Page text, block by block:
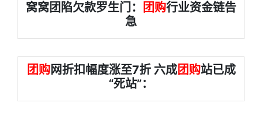
窝窝团陷欠款罗生门： 团购行业资金链告
急
团购网折扣幅度涨至7折 六成团购站已成
“死站”：